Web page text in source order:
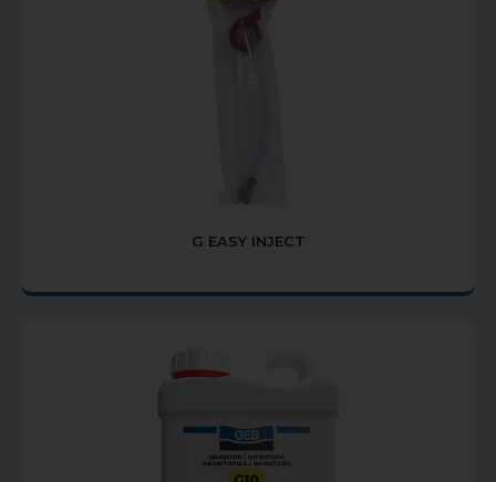
G EASY INJECT